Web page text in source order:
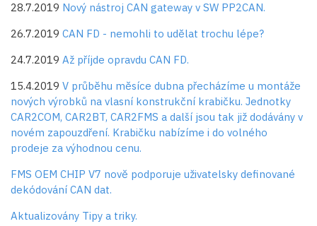
28.7.2019 Nový nástroj CAN gateway v SW PP2CAN.
26.7.2019 CAN FD - nemohli to udělat trochu lépe?
24.7.2019 Až příjde opravdu CAN FD.
15.4.2019 V průběhu měsíce dubna přecházíme u montáže
nových výrobků na vlasní konstrukční krabičku. Jednotky
CAR2COM, CAR2BT, CAR2FMS a další jsou tak již dodávány v
novém zapouzdření. Krabičku nabízíme i do volného
prodeje za výhodnou cenu.
FMS OEM CHIP V7 nově podporuje uživatelsky definované
dekódování CAN dat.
Aktualizovány Tipy a triky.